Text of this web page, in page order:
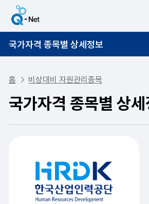
국가자격 종목별 상세정보
홈 비상대비 자원관리종목
국가자격 종목별 상